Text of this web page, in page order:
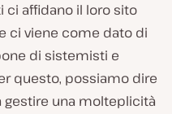
ci affidano il loro sito
ci viene come dato di
di sistemisti e
questo, possiamo dire
gestire una molteplicità